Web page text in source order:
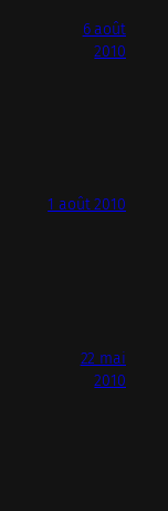
6 août
2010
1 août 2010
22 mai
2010